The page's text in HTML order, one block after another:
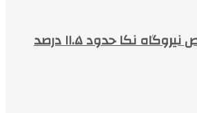
تولید انرژی خالص نیروگاه نکا حدود ۱۱.۵ درصد